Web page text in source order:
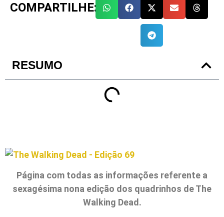
COMPARTILHE:
RESUMO
Página com todas as informações referente a
sexagésima nona edição dos quadrinhos de The
Walking Dead.